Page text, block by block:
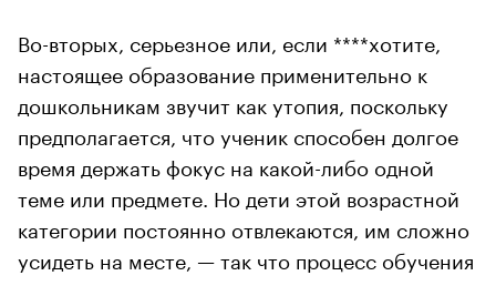
Во-вторых, серьезное или, если ****хотите,
настоящее образование применительно к
дошкольникам звучит как утопия, поскольку
предполагается, что ученик способен долгое
время держать фокус на какой-либо одной
теме или предмете. Но дети этой возрастной
категории постоянно отвлекаются, им сложно
усидеть на месте, — так что процесс обучения